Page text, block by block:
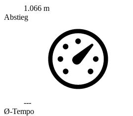
1.066 m
Abstieg
---
Ø-Tempo